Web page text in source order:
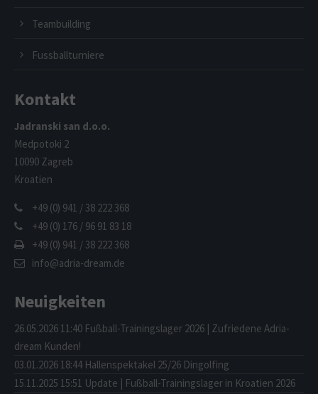
Teambuilding
Fussballturniere
Kontakt
Jadranski san d.o.o.
Medpotoki 2
10090 Zagreb
Kroatien
+49 (0) 941 / 38 222 368
+49 (0) 176 / 96 91 83 18
+49 (0) 941 / 38 222 368
info@adria-dream.de
Neuigkeiten
26.05.2026 11:40 Fußball-Trainingslager 2026 | Zufriedene Adria-
dream Kunden!
03.01.2026 18:44 Hallenspektakel 25/26 Dingolfing
15.11.2025 15:51 Update | Fußball-Trainingslager in Kroatien 2026